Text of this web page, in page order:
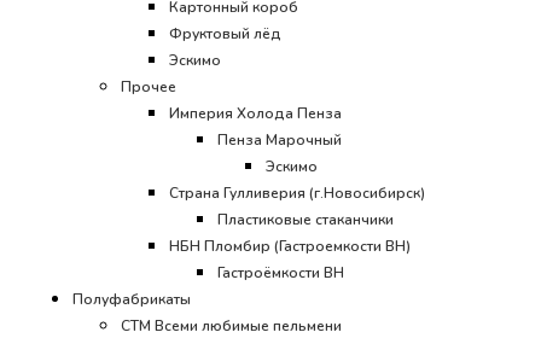
Картонный короб
Фруктовый лёд
Эскимо
Прочее
Империя Холода Пенза
Пенза Марочный
Эскимо
Страна Гулливерия (г.Новосибирск)
Пластиковые стаканчики
НБН Пломбир (Гастроемкости ВН)
Гастроёмкости ВН
Полуфабрикаты
СТМ Всеми любимые пельмени